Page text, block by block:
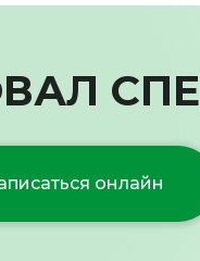
онлайн